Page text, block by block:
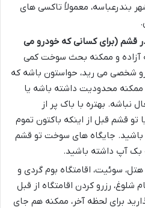
بندرعباسه، معمولاً تاکسی های
قشم (برای کسانی که خودرو می
آزاده و ممکنه بحث سوخت کمی
شخصی می رید، حواستون باشه که
محدودیت داشته باشه یا
نباشه. بهتره با باک پر از
قشم قبل از اینکه باکتون تموم
جایگاه های سوخت تو قشم
آپ داشته باشید.
سوئیت، اقامتگاه بوم گردی و
رزرو کردن اقامتگاه از قبل
برای لحظه آخر، ممکنه هم جای